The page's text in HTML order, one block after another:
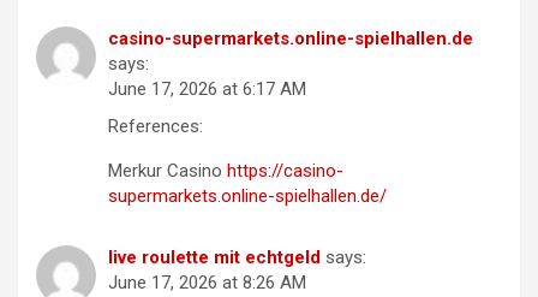
casino-supermarkets.online-spielhallen.de
says:
June 17, 2026 at 6:17 AM
References:
Merkur Casino https://casino-
supermarkets.online-spielhallen.de/
live roulette mit echtgeld says:
June 17, 2026 at 8:26 AM